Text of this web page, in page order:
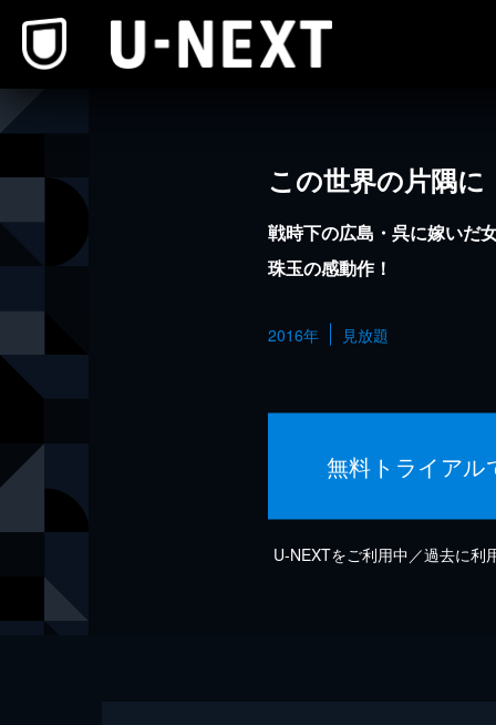
この世界の片隅に
戦時下の広島・呉に嫁いだ
珠玉の感動作！
2016年 見放題
無料トライアル
U-NEXTをご利用中／過去に利